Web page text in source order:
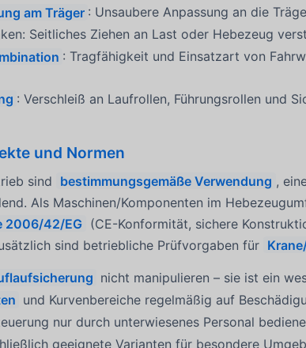
am Träger : Unsaubere Anpassung an die
Seitliches Ziehen an Last oder Hebezeug
: Tragfähigkeit und Einsatzart von
: Verschleiß an Laufrollen, Führungsrollen und
und Normen
sind bestimmungsgemäße Verwendung ,
Als Maschinen/Komponenten im
2006/42/EG (CE-Konformität, sichere
sind betriebliche Prüfvorgaben für
nicht manipulieren – sie ist ein
und Kurvenbereiche regelmäßig auf
nur durch unterwiesenes Personal
geeignete Varianten für besondere